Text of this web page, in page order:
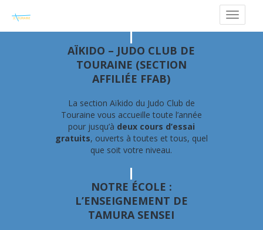
AÏKIDO – JUDO CLUB DE
TOURAINE (SECTION
AFFILIÉE FFAB)
La section Aïkido du Judo Club de
Touraine vous accueille toute l’année
pour jusqu’à deux cours d’essai
gratuits, ouverts à toutes et tous, quel
que soit votre niveau.
NOTRE ÉCOLE :
L’ENSEIGNEMENT DE
TAMURA SENSEI